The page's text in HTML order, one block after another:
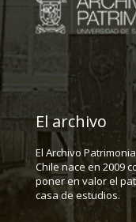
El archivo
El Archivo
Chile nace en 2009
poner en valor el
casa de estudios.